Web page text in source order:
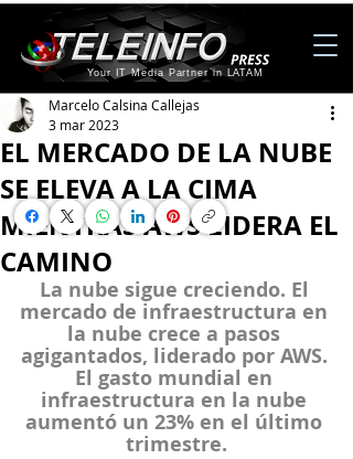
Your IT Media Partner in LATAM
EL MERCADO DE LA NUBE
SE ELEVA A LA CIMA
MIENTRAS AWS LIDERA EL
CAMINO
Marcelo Calsina Callejas
3 mar 2023
La nube sigue creciendo. El
mercado de infraestructura en
la nube crece a pasos
agigantados, liderado por AWS.
El gasto mundial en
infraestructura en la nube
aumentó un 23% en el último
trimestre.